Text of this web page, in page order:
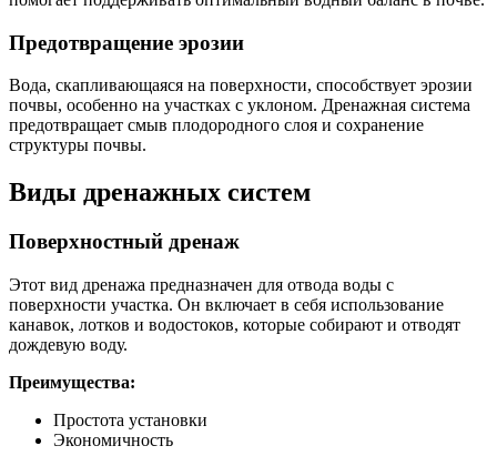
Предотвращение эрозии
Вода, скапливающаяся на поверхности, способствует эрозии
почвы, особенно на участках с уклоном. Дренажная система
предотвращает смыв плодородного слоя и сохранение
структуры почвы.
Виды дренажных систем
Поверхностный дренаж
Этот вид дренажа предназначен для отвода воды с
поверхности участка. Он включает в себя использование
канавок, лотков и водостоков, которые собирают и отводят
дождевую воду.
Преимущества:
Простота установки
Экономичность